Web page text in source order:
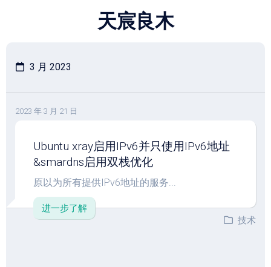
天宸良木
3 月 2023
2023 年 3 月 21 日
Ubuntu xray启用IPv6并只使用IPv6地址
&smardns启用双栈优化
原以为所有提供IPv6地址的服务...
进一步了解
技术